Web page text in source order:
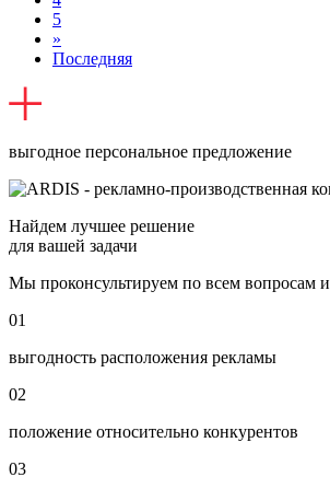
5
»
Последняя
выгодное персональное предложение
Найдем лучшее решение
для вашей задачи
Мы проконсультируем по всем вопросам
01
выгодность расположения рекламы
02
положение относительно конкурентов
03